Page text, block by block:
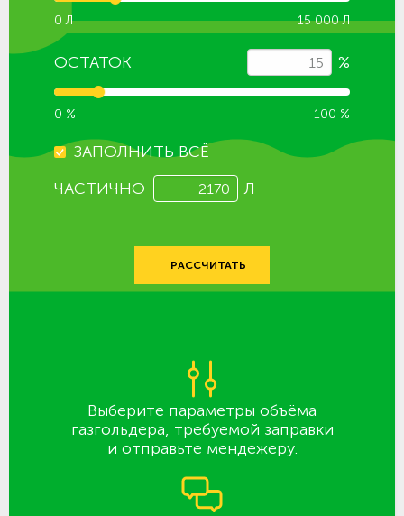
0 Л 15 000 Л
ОСТАТОК %
0 % 100 %
ЗАПОЛНИТЬ ВСЁ
ЧАСТИЧНО
Л
РАССЧИТАТЬ
Выберите параметры объёма
газгольдера, требуемой заправки
и отправьте мендежеру.